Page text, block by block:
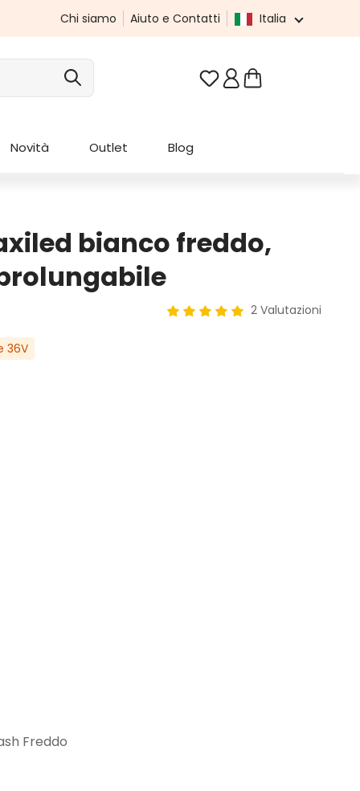
Chi siamo Aiuto e Contatti Italia
Hai 0 articoli nella
Novità Outlet Blog
bianco freddo,
36V
2 Valutazioni
Freddo